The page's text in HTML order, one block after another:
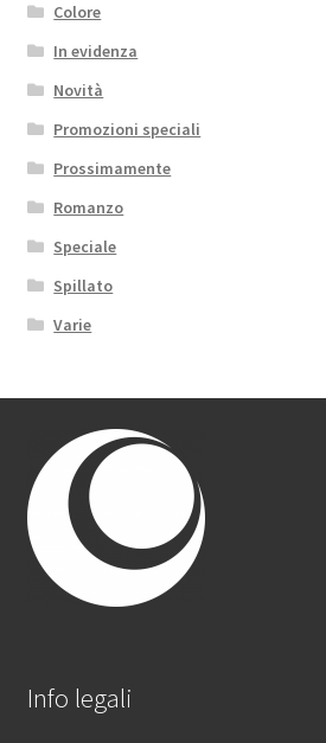
Colore
In evidenza
Novità
Promozioni speciali
Prossimamente
Romanzo
Speciale
Spillato
Varie
Info legali